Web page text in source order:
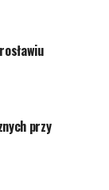
przy